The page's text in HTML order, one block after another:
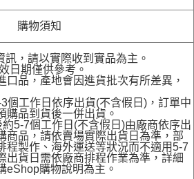
購物須知
，請以實際收到實品為主。
日期僅供參考。
口品，產地會因進貨批次有所差異，
個工作日依序出貨(不含假日)，訂單中
購品到貨後一併出貨。
5-7個工作日(不含假日)由廠商依序出
商品，請依賣場實際出貨日為準，部
程製作、海外運送等狀況而不適用5-7
出貨日需依廠商排程作業為準，詳細
eShop購物說明為主。